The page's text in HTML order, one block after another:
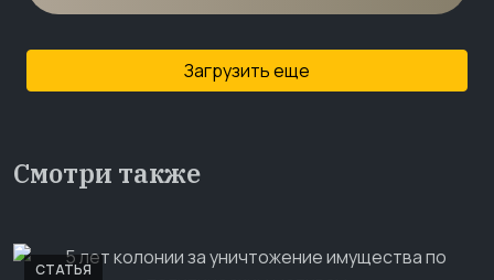
Загрузить еще
Смотри также
СТАТЬЯ